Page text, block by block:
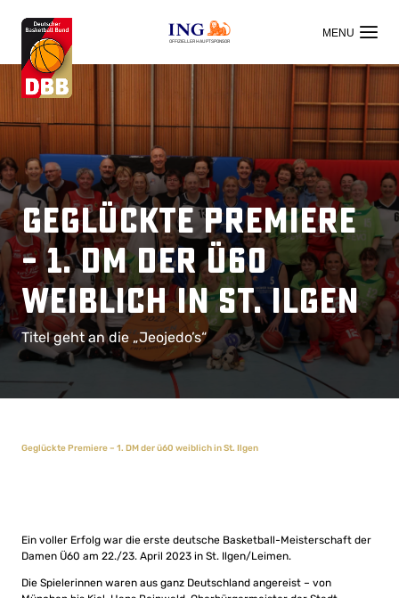
OFFIZIELLER HAUPTSPONSOR
Geglückte Premiere
– 1. DM der ü60
weiblich in St. Ilgen
Titel geht an die „Jeojedo’s“
Geglückte Premiere – 1. DM der ü60 weiblich in St. Ilgen
Ein voller Erfolg war die erste deutsche Basketball-Meisterschaft der
Damen Ü60 am 22./23. April 2023 in St. Ilgen/Leimen.
Die Spielerinnen waren aus ganz Deutschland angereist – von